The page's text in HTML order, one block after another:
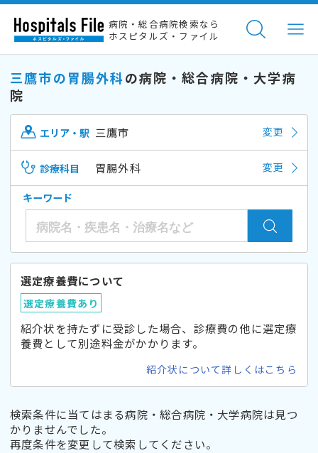
病院・総合病院検索なら
ホスピタルズ・ファイル
三鷹市の胃腸外科の病院・総合病院・大学病
院
エリア・駅 三鷹市 変更
診療科目 胃腸外科 変更
キーワード
選定療養費について
選定療養費あり
紹介状を持たずに受診した場合、診療費の他に選定療
養費として別途料金がかかります。
紹介状について詳しくはこちら
検索条件に当てはまる病院・総合病院・大学病院は見つ
かりませんでした。
再度条件を変更して検索してください。